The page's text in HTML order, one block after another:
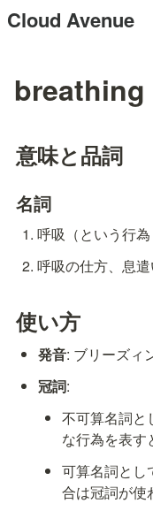
Cloud Avenue
breathing
意味と品詞
名詞
呼吸（という行
呼吸の仕方、息
使い方
発音: ブリーズィ
冠詞:
不可算名詞と
な行為を表す
可算名詞とし
合は冠詞が使